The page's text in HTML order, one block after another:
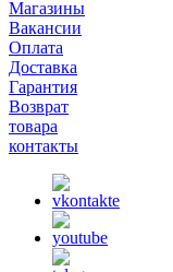
Магазины
Вакансии
Оплата
Доставка
Гарантия
Возврат
товара
контакты